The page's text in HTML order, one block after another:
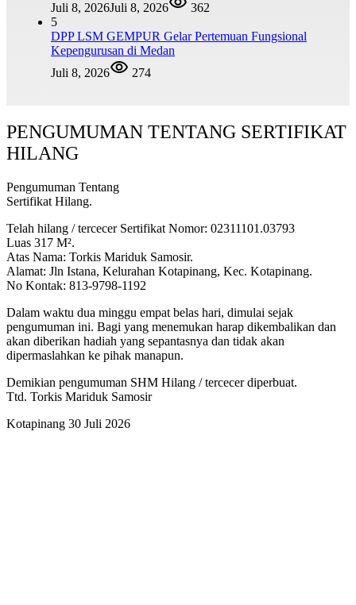
Juli 8, 2026Juli 8, 2026
362
5
DPP LSM GEMPUR Gelar Pertemuan Fungsional
Kepengurusan di Medan
Juli 8, 2026
274
PENGUMUMAN TENTANG SERTIFIKAT
HILANG
Pengumuman Tentang
Sertifikat Hilang.
Telah hilang / tercecer Sertifikat Nomor: 02311101.03793
Luas 317 M².
Atas Nama: Torkis Mariduk Samosir.
Alamat: Jln Istana, Kelurahan Kotapinang, Kec. Kotapinang.
No Kontak: 813-9798-1192
Dalam waktu dua minggu empat belas hari, dimulai sejak
pengumuman ini. Bagi yang menemukan harap dikembalikan dan
akan diberikan hadiah yang sepantasnya dan tidak akan
dipermaslahkan ke pihak manapun.
Demikian pengumuman SHM Hilang / tercecer diperbuat.
Ttd. Torkis Mariduk Samosir
Kotapinang 30 Juli 2026